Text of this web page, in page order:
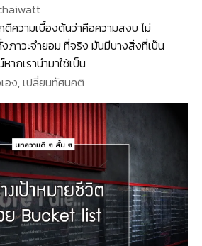
ความเบื้องต้นว่าคือความสงบ ไม่
ภาวะจำยอม ที่จริง มันมีบางสิ่งที่เป็น
ากเรานำมาใช้เป็น
อง,เปลี่ยนทัศนคติ